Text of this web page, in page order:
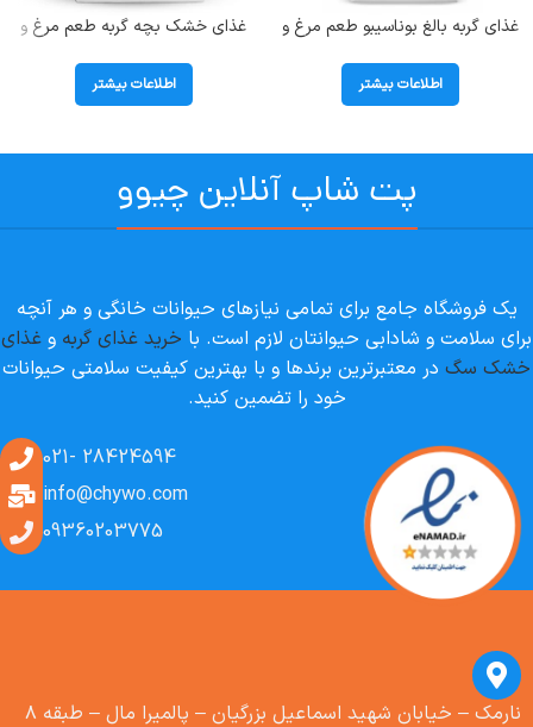
غذای گربه بالغ بوناسیبو طعم مرغ و
اطلاعات بیشتر
غذای خشک بچه گربه طعم مرغ و
Geflugel) وزن 1/3 کیلوگرماطلاعات بیشتر
پت شاپ آنلاین چیوو
یک فروشگاه جامع برای تمامی نیازهای حیوانات خانگی و هر آنچه
برای سلامت و شادابی حیوانتان لازم است. با خرید غذای گربه و غذای
خشک سگ در معتبرترین برندها و با بهترین کیفیت سلامتی حیوانات
خود را تضمین کنید.
28424594 -021
info@chywo.com
09360203775
نارمک – خیابان شهید اسماعیل بزرگیان – پالمیرا مال – طبقه ۸